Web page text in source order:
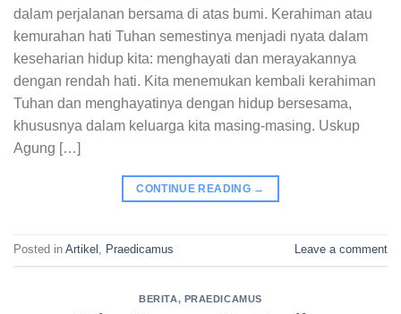
dalam perjalanan bersama di atas bumi. Kerahiman atau
kemurahan hati Tuhan semestinya menjadi nyata dalam
keseharian hidup kita: menghayati dan merayakannya
dengan rendah hati. Kita menemukan kembali kerahiman
Tuhan dan menghayatinya dengan hidup bersesama,
khususnya dalam keluarga kita masing-masing. Uskup
Agung […]
CONTINUE READING →
Posted in Artikel , Praedicamus Leave a comment
BERITA, PRAEDICAMUS